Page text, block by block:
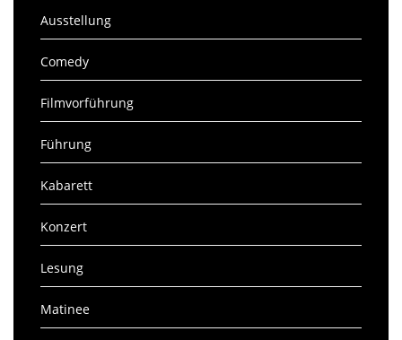
Ausstellung
Comedy
Filmvorführung
Führung
Kabarett
Konzert
Lesung
Matinee